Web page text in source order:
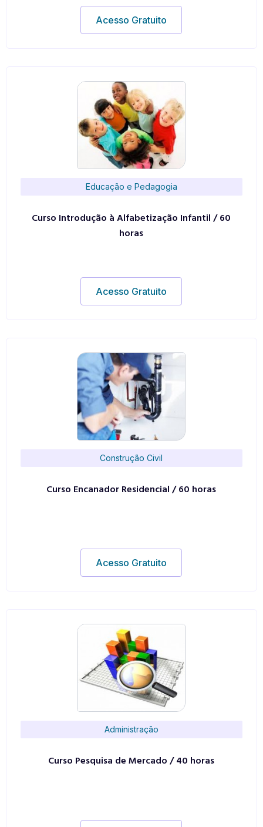
Acesso Gratuito
Educação e Pedagogia
Curso Introdução à Alfabetização Infantil / 60
horas
Acesso Gratuito
Construção Civil
Curso Encanador Residencial / 60 horas
Acesso Gratuito
Administração
Curso Pesquisa de Mercado / 40 horas